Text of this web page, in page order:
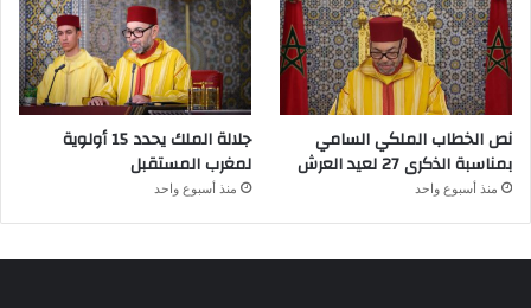
نص الخطاب الملكي السامي
بمناسبة الذكرى 27 لعيد العرش
منذ أسبوع واحد
جلالة الملك يحدد 15 أولوية
لمغرب المستقبل
منذ أسبوع واحد